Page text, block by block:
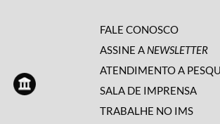
FALE CONOSCO
ASSINE A NEWSLETTER
ATENDIMENTO A
SALA DE IMPRENSA
TRABALHE NO IMS